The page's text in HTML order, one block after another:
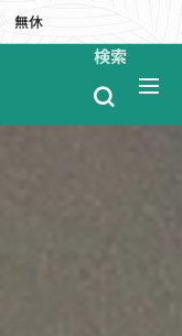
無休
検索